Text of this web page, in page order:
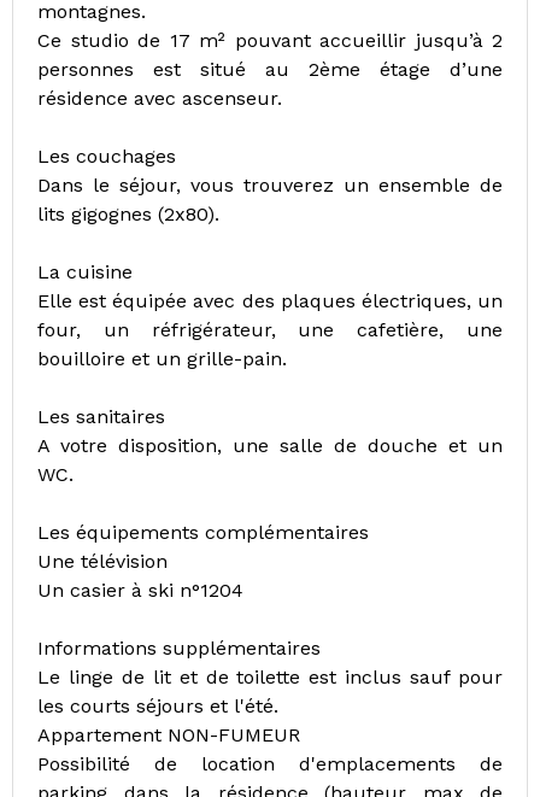
montagnes.
Ce studio de 17 m² pouvant accueillir jusqu’à 2
personnes est situé au 2ème étage d’une
résidence avec ascenseur.
Les couchages
Dans le séjour, vous trouverez un ensemble de
lits gigognes (2x80).
La cuisine
Elle est équipée avec des plaques électriques, un
four, un réfrigérateur, une cafetière, une
bouilloire et un grille-pain.
Les sanitaires
A votre disposition, une salle de douche et un
WC.
Les équipements complémentaires
Une télévision
Un casier à ski n°1204
Informations supplémentaires
Le linge de lit et de toilette est inclus sauf pour
les courts séjours et l'été.
Appartement NON-FUMEUR
Possibilité de location d'emplacements de